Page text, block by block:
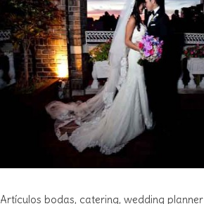
Artículos bodas, catering, wedding planner